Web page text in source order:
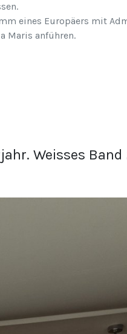
eines Europäers mit
Maris anführen.
Weisses